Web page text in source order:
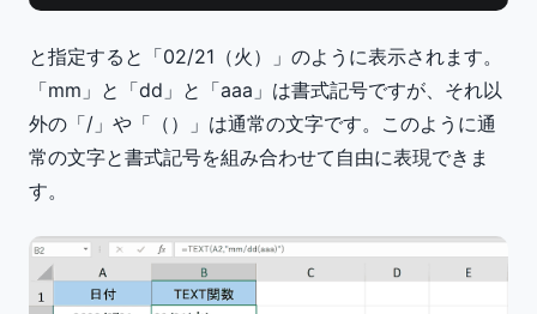
と指定すると「02/21（火）」のように表示されます。
「mm」と「dd」と「aaa」は書式記号ですが、それ以
外の「/」や「（）」は通常の文字です。このように通
常の文字と書式記号を組み合わせて自由に表現できま
す。